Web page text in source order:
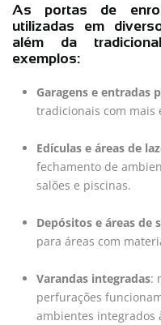
As portas de
utilizadas em
além da
exemplos:
Garagens e entradas
tradicionais com mais
Edículas e áreas de
fechamento de
salões e piscinas.
Depósitos e áreas de
para áreas com
Varandas integradas:
perfurações
ambientes integrados